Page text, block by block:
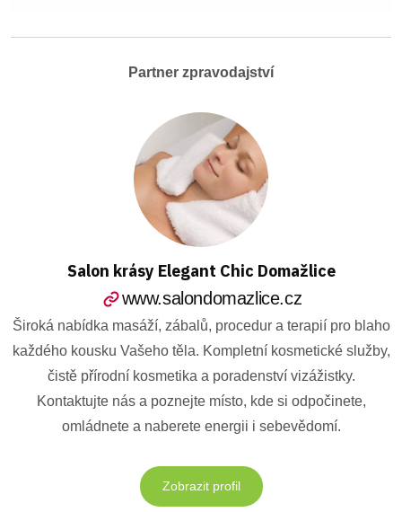
Partner zpravodajství
Salon krásy Elegant Chic Domažlice
www.salondomazlice.cz
Široká nabídka masáží, zábalů, procedur a terapií pro blaho
každého kousku Vašeho těla. Kompletní kosmetické služby,
čistě přírodní kosmetika a poradenství vizážistky.
Kontaktujte nás a poznejte místo, kde si odpočinete,
omládnete a naberete energii i sebevědomí.
Zobrazit profil